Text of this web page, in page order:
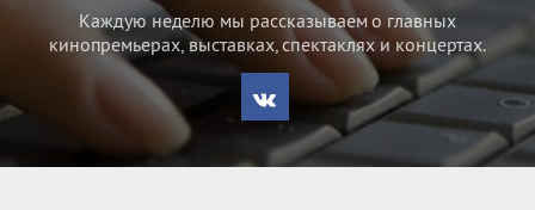
Каждую неделю мы рассказываем о главных
кинопремьерах, выставках, спектаклях и концертах.